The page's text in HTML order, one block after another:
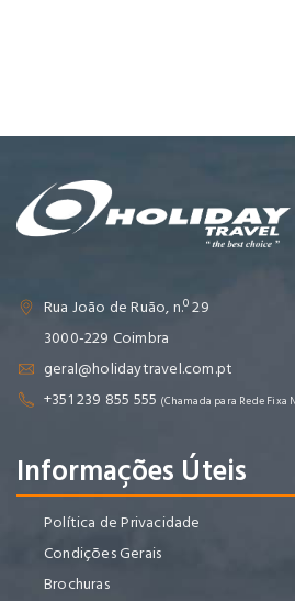
Rua João de Ruão, n.º 29
3000-229 Coimbra
geral@holidaytravel.com.pt
+351 239 855 555 (Chamada para Rede Fixa
Informações Úteis
Política de Privacidade
Condições Gerais
Brochuras